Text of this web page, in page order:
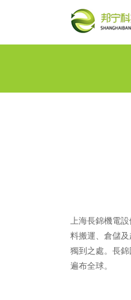
上海長錦機電
料搬運、倉儲及
獨到之處。長
遍布全球。